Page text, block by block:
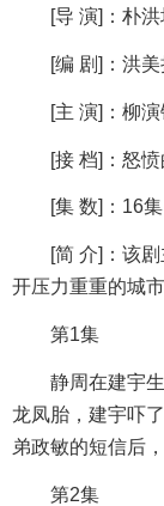
[导 演]：朴洪
[编 剧]：洪美
[主 演]：柳演
[接 档]：怒愤
[集 数]：16集
[简 介]：该剧
开压力重重的城
第1集
静周在建宇生
龙凤胎，建宇吓
弟政敏的短信后
第2集